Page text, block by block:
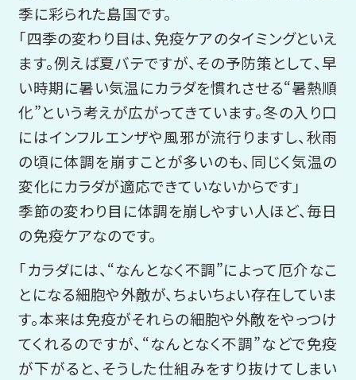
季に彩られた島国です。
「四季の変わり目は、免疫ケアのタイミングといえ
ます。例えば夏バテですが、その予防策として、早
い時期に暑い気温にカラダを慣れさせる“暑熱順
化”という考えが広がってきています。冬の入り口
にはインフルエンザや風邪が流行りますし、秋雨
の頃に体調を崩すことが多いのも、同じく気温の
変化にカラダが適応できていないからです」
季節の変わり目に体調を崩しやすい人ほど、毎日
の免疫ケアなのです。
「カラダには、“なんとなく不調”によって厄介なこ
とになる細胞や外敵が、ちょいちょい存在していま
す。本来は免疫がそれらの細胞や外敵をやっつけ
てくれるのですが、“なんとなく不調”などで免疫
が下がると、そうした仕組みをすり抜けてしまい